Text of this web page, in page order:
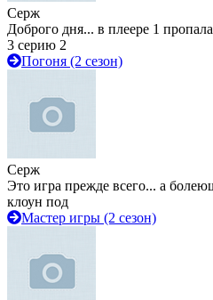
Серж
Доброго дня... в плеере 1
3 серию 2
Погоня (2 сезон)
Серж
Это игра прежде всего... а
клоун под
Мастер игры (2 сезон)